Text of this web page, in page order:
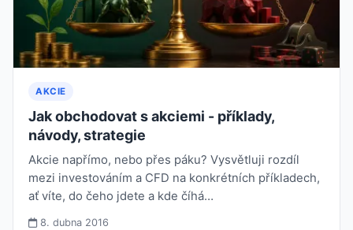
AKCIE
Jak obchodovat s akciemi - příklady,
návody, strategie
Akcie napřímo, nebo přes páku? Vysvětluji rozdíl
mezi investováním a CFD na konkrétních příkladech,
ať víte, do čeho jdete a kde číhá…
8. dubna 2016